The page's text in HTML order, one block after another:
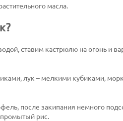
масла.
ставим кастрюлю на огонь и
лук – мелкими кубиками,
после закипания немного
промытый рис.